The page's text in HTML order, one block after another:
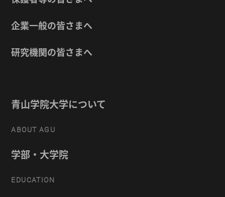
企業一般の皆さまへ
研究機関の皆さまへ
青山学院大学について
ABOUT AGU
学部・大学院
EDUCATION